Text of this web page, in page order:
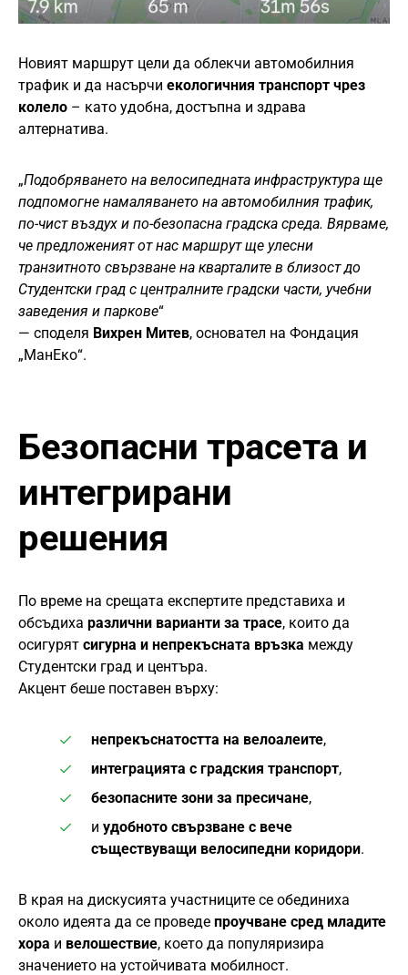
Новият маршрут цели да облекчи автомобилния
трафик и да насърчи екологичния транспорт чрез
колело – като удобна, достъпна и здрава
алтернатива.
„Подобряването на велосипедната инфраструктура ще
подпомогне намаляването на автомобилния трафик,
по-чист въздух и по-безопасна градска среда. Вярваме,
че предложеният от нас маршрут ще улесни
транзитното свързване на кварталите в близост до
Студентски град с централните градски части, учебни
заведения и паркове“
— споделя Вихрен Митев, основател на Фондация
„МанЕко“.
Безопасни трасета и
интегрирани
решения
По време на срещата експертите представиха и
обсъдиха различни варианти за трасе, които да
осигурят сигурна и непрекъсната връзка между
Студентски град и центъра.
Акцент беше поставен върху:
непрекъснатостта на велоалеите,
интеграцията с градския транспорт,
безопасните зони за пресичане,
и удобното свързване с вече
съществуващи велосипедни коридори.
В края на дискусията участниците се обединиха
около идеята да се проведе проучване сред младите
хора и велошествие, което да популяризира
значението на устойчивата мобилност.